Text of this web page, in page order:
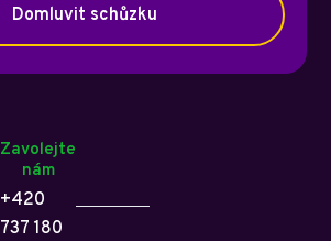
Domluvit schůzku
Zavolejte
nám
+420
737 180